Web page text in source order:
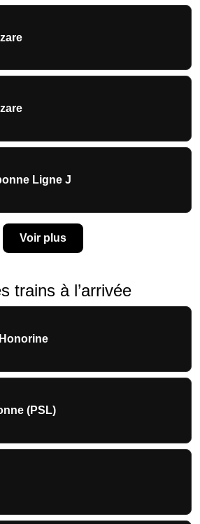
Ligne J
Voir plus
trains à l’arrivée
(PSL)